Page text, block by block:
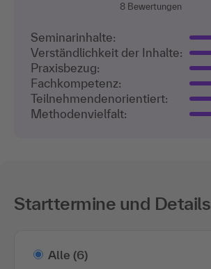
8Bewertungen
Seminarinhalte:
Verständlichkeit der Inhalte:
Praxisbezug:
Fachkompetenz:
Teilnehmenden­orientiert:
Methodenvielfalt:
Starttermine und Details
Alle (6)